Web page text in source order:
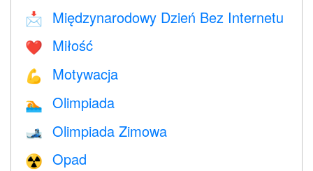
📩 Międzynarodowy Dzień Bez Internetu
❤️️ Miłość
💪 Motywacja
🏊 Olimpiada
🎿 Olimpiada Zimowa
☢️ Opad